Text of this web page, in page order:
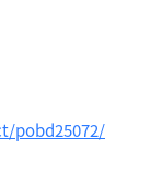
pobd25072/